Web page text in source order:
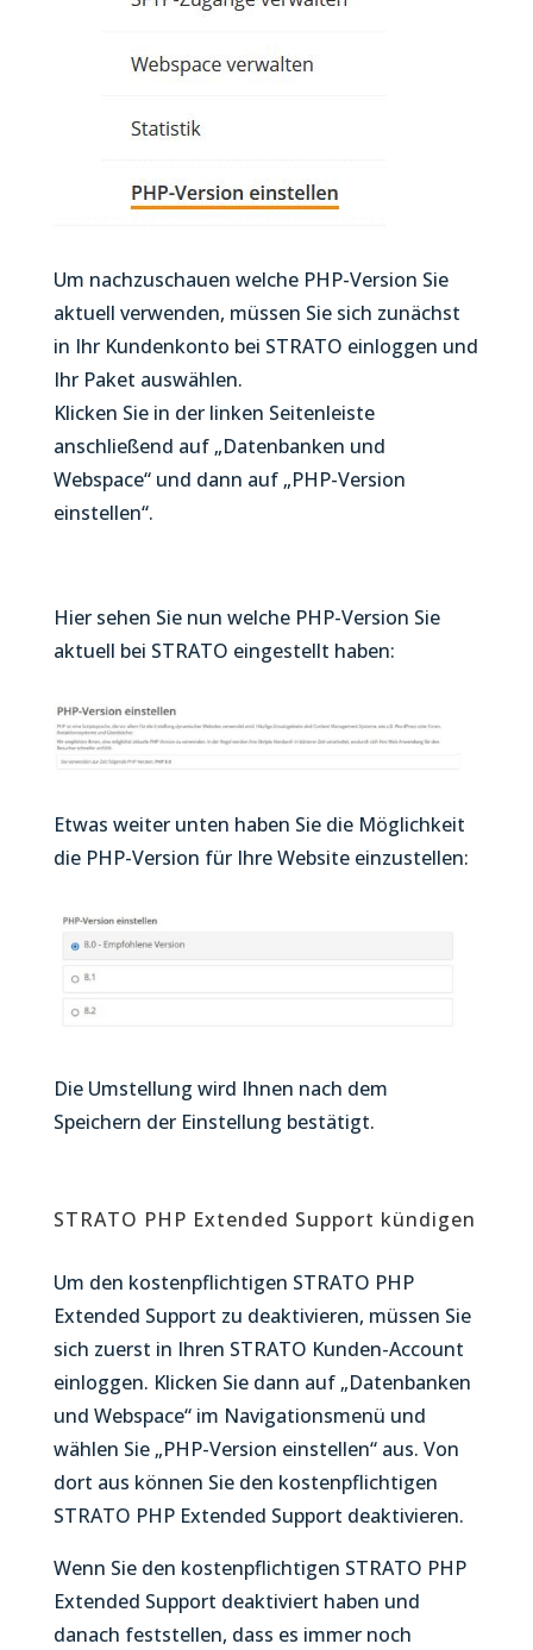
Um nachzuschauen welche PHP-Version Sie
aktuell verwenden, müssen Sie sich zunächst
in Ihr Kundenkonto bei STRATO einloggen und
Ihr Paket auswählen.
Klicken Sie in der linken Seitenleiste
anschließend auf „Datenbanken und
Webspace“ und dann auf „PHP-Version
einstellen“.
Hier sehen Sie nun welche PHP-Version Sie
aktuell bei STRATO eingestellt haben:
Etwas weiter unten haben Sie die Möglichkeit
die PHP-Version für Ihre Website einzustellen:
Die Umstellung wird Ihnen nach dem
Speichern der Einstellung bestätigt.
STRATO PHP Extended Support kündigen
Um den kostenpflichtigen STRATO PHP
Extended Support zu deaktivieren, müssen Sie
sich zuerst in Ihren STRATO Kunden-Account
einloggen. Klicken Sie dann auf „Datenbanken
und Webspace“ im Navigationsmenü und
wählen Sie „PHP-Version einstellen“ aus. Von
dort aus können Sie den kostenpflichtigen
STRATO PHP Extended Support deaktivieren.
Wenn Sie den kostenpflichtigen STRATO PHP
Extended Support deaktiviert haben und
danach feststellen, dass es immer noch